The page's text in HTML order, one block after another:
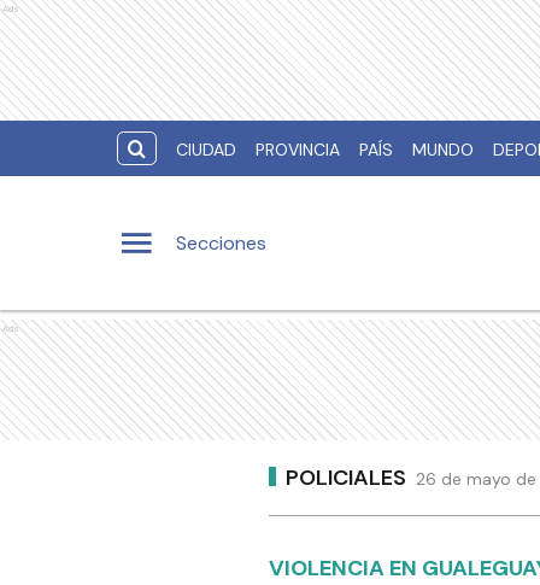
Ads
CIUDAD PROVINCIA PAÍS MUNDO
Secciones
Ads
POLICIALES 26 de mayo
VIOLENCIA EN